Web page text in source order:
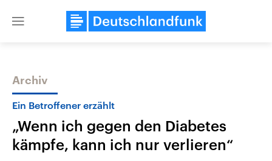
Close
Themen
Archiv
Ein Betroffener erzählt
„Wenn ich gegen den Diabetes
kämpfe, kann ich nur verlieren“